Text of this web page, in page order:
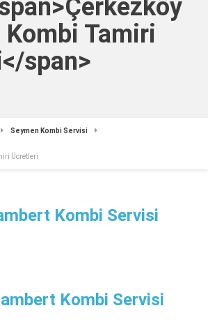
Tamiri
span>
Seymen Kombi Servisi
Ücretleri
Kombi Servisi
Kombi Servisi